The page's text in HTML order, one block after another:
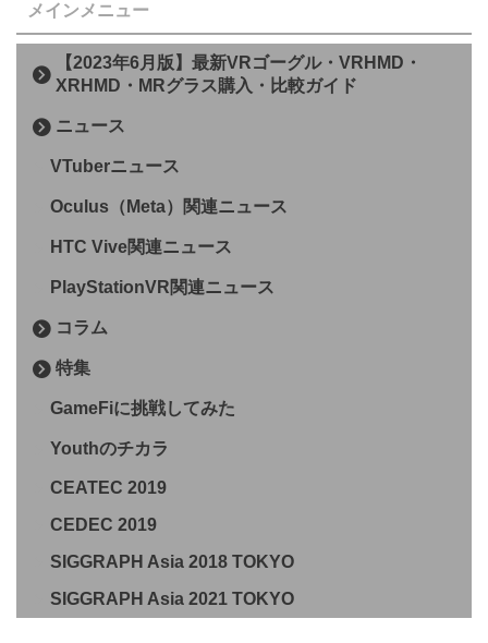
メインメニュー
【2023年6月版】最新VRゴーグル・VRHMD・
XRHMD・MRグラス購入・比較ガイド
ニュース
VTuberニュース
Oculus（Meta）関連ニュース
HTC Vive関連ニュース
PlayStationVR関連ニュース
コラム
特集
GameFiに挑戦してみた
Youthのチカラ
CEATEC 2019
CEDEC 2019
SIGGRAPH Asia 2018 TOKYO
SIGGRAPH Asia 2021 TOKYO